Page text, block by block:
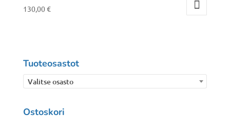
130,00€
Tuoteosastot
Valitse osasto
Ostoskori